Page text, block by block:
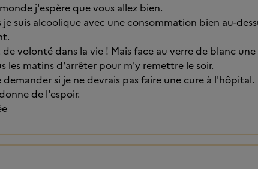
j'espère que vous allez bien.
je suis alcoolique avec une consommation bien au-
volonté dans la vie ! Mais face au verre de blanc
les matins d'arrêter pour m'y remettre le soir.
demander si je ne devrais pas faire une cure à l'hôpital.
de l'espoir.